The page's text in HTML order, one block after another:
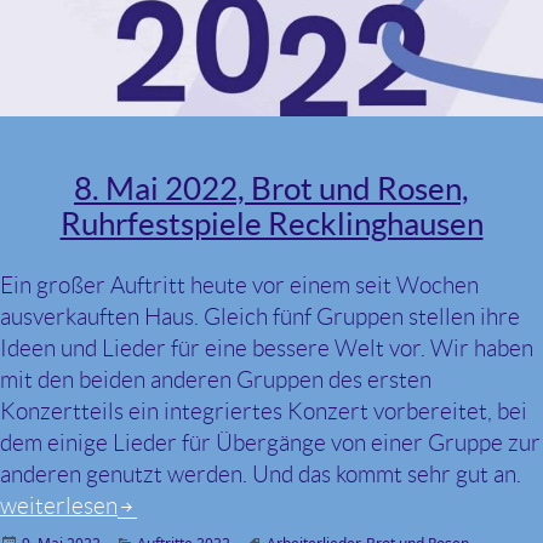
8. Mai 2022, Brot und Rosen,
Ruhrfestspiele Recklinghausen
Ein großer Auftritt heute vor einem seit Wochen
ausverkauften Haus. Gleich fünf Gruppen stellen ihre
Ideen und Lieder für eine bessere Welt vor. Wir haben
mit den beiden anderen Gruppen des ersten
Konzertteils ein integriertes Konzert vorbereitet, bei
dem einige Lieder für Übergänge von einer Gruppe zur
anderen genutzt werden. Und das kommt sehr gut an.
weiterlesen